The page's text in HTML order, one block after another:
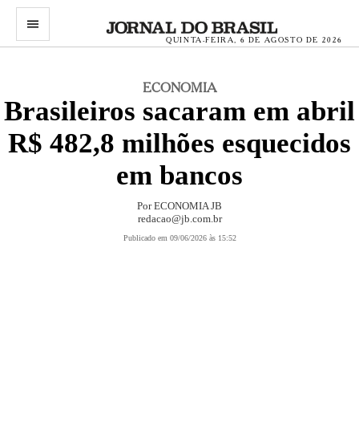
menu
QUINTA-FEIRA, 6 DE AGOSTO DE 2026
ECONOMIA
Brasileiros sacaram em abril
R$ 482,8 milhões esquecidos
em bancos
PorECONOMIA JB
redacao@jb.com.br
Publicado em 09/06/2026 às 15:52